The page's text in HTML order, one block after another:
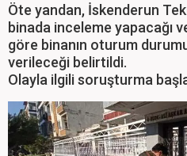
Öte yandan, İskenderun
binada inceleme yapacağı
göre binanın oturum
verileceği belirtildi.
Olayla ilgili soruşturma